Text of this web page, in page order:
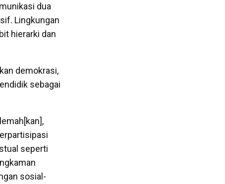
dua
Lingkungan
hierarki dan
demokrasi,
sebagai
seperti
sosial-